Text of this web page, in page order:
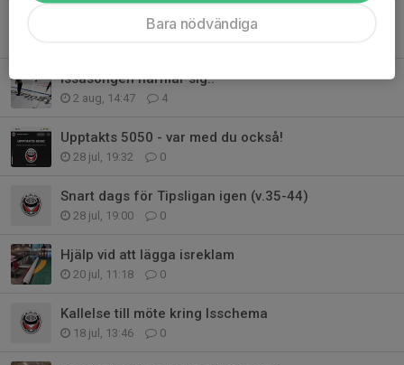
Isplanering för vecka 33
Issäsongen närmar sig..
2 aug, 14:47 4
Upptakts 5050 - var med du också!
28 jul, 19:32 0
Snart dags för Tipsligan igen (v.35-44)
28 jul, 19:00 0
Hjälp vid att lägga isreklam
20 jul, 11:18 0
Kallelse till möte kring Isschema
18 jul, 13:46 0
Bara nödvändiga